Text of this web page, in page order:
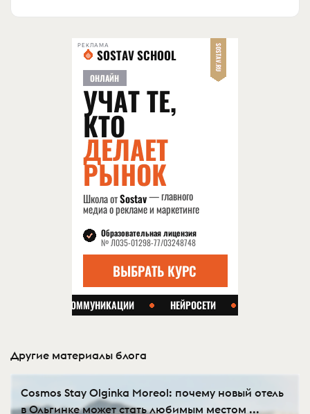
РЕКЛАМА
Другие материалы блога
Cosmos Stay Olginka Moreol: почему новый отель
в Ольгинке может стать любимым местом ...